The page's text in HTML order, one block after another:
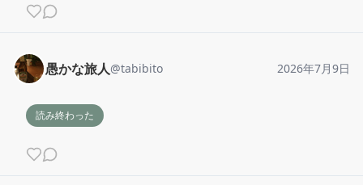
愚かな旅人@tabibito 2026年7月9日
読み終わった